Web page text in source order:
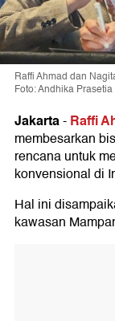
Raffi Ahmad dan
Foto: Andhika Prasetia
Jakarta-Raffi
membesarkan
rencana untuk
konvensional di
Hal ini
kawasan